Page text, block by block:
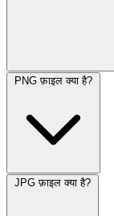
PNG फ़ाइल क्या है?
JPG फ़ाइल क्या है?